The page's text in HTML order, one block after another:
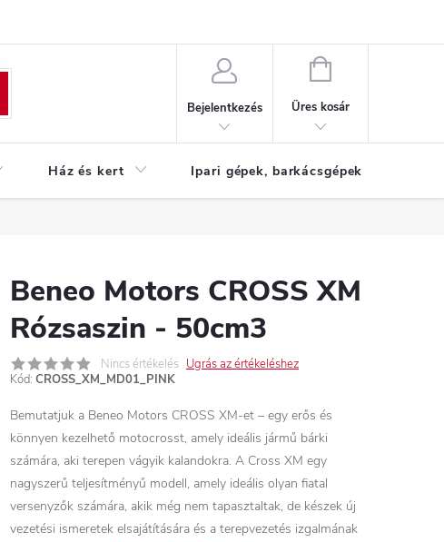
Bejelentkezés
KOSÁR
Üres kosár
Ház és kert Ipari gépek, barkácsgépek
Beneo Motors CROSS XM
Rózsaszin - 50cm3
Nincs értékelés Ugrás az értékeléshez
Kód: CROSS_XM_MD01_PINK
Bemutatjuk a Beneo Motors CROSS XM-et – egy erős és
könnyen kezelhető motocrosst, amely ideális jármű bárki
számára, aki terepen vágyik kalandokra. A Cross XM egy
nagyszerű teljesítményű modell, amely ideális olyan fiatal
versenyzők számára, akik még nem tapasztaltak, de készek új
vezetési ismeretek elsajátítására és a terepvezetés izgalmának